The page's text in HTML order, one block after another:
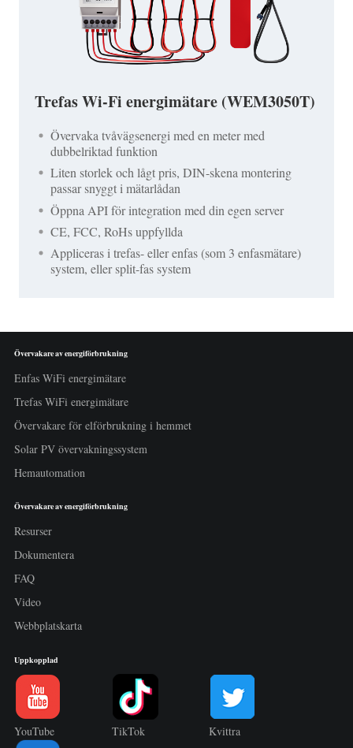
Trefas Wi-Fi energimätare (WEM3050T)
Övervaka tvåvägsenergi med en meter med
dubbelriktad funktion
Liten storlek och lågt pris, DIN-skena montering
passar snyggt i mätarlådan
Öppna API för integration med din egen server
CE, FCC, RoHs uppfyllda
Appliceras i trefas- eller enfas (som 3 enfasmätare)
system, eller split-fas system
Övervakare av energiförbrukning
Enfas WiFi energimätare
Trefas WiFi energimätare
Övervakare för elförbrukning i hemmet
Solar PV övervakningssystem
Hemautomation
Övervakare av energiförbrukning
Resurser
Dokumentera
FAQ
Video
Webbplatskarta
Uppkopplad
YouTube TikTok Kvittra